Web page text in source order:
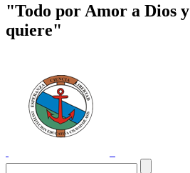
"Todo por Amor a Dios
quiere"